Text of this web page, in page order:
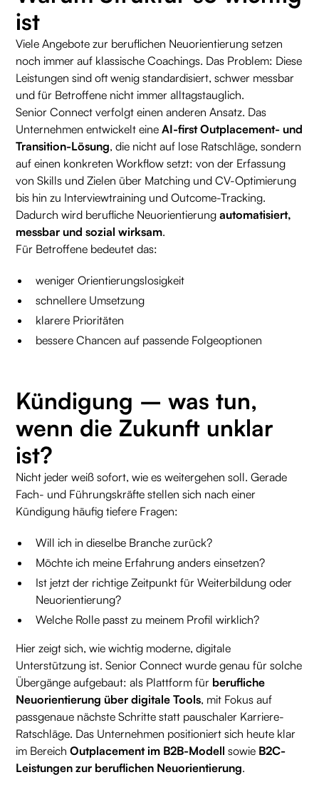
ist
Viele Angebote zur beruflichen Neuorientierung setzen
noch immer auf klassische Coachings. Das Problem: Diese
Leistungen sind oft wenig standardisiert, schwer messbar
und für Betroffene nicht immer alltagstauglich.
Senior Connect verfolgt einen anderen Ansatz. Das
Unternehmen entwickelt eineAI-first Outplacement- und
Transition-Lösung, die nicht auf lose Ratschläge, sondern
auf einen konkreten Workflow setzt: von der Erfassung
von Skills und Zielen über Matching und CV-Optimierung
bis hin zu Interviewtraining und Outcome-Tracking.
Dadurch wird berufliche Neuorientierungautomatisiert,
messbar und sozial wirksam.
Für Betroffene bedeutet das:
weniger Orientierungslosigkeit
schnellere Umsetzung
klarere Prioritäten
bessere Chancen auf passende Folgeoptionen
Kündigung – was tun,
wenn die Zukunft unklar
ist?
Nicht jeder weiß sofort, wie es weitergehen soll. Gerade
Fach- und Führungskräfte stellen sich nach einer
Kündigung häufig tiefere Fragen:
Will ich in dieselbe Branche zurück?
Möchte ich meine Erfahrung anders einsetzen?
Ist jetzt der richtige Zeitpunkt für Weiterbildung oder
Neuorientierung?
Welche Rolle passt zu meinem Profil wirklich?
Hier zeigt sich, wie wichtig moderne, digitale
Unterstützung ist. Senior Connect wurde genau für solche
Übergänge aufgebaut: als Plattform für berufliche
Neuorientierung über digitale Tools, mit Fokus auf
passgenaue nächste Schritte statt pauschaler Karriere-
Ratschläge. Das Unternehmen positioniert sich heute klar
im BereichOutplacement im B2B-Modell sowie B2C-
Leistungen zur beruflichen Neuorientierung.